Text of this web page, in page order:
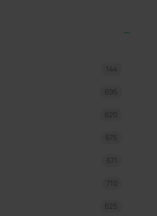
144
695
620
675
671
710
625